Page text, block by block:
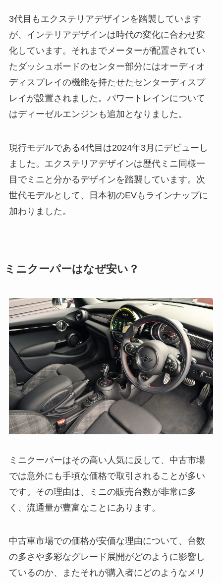
3代目もエクステリアデザインを踏襲しています
が、インテリアデザインは時代の変化に合わせ変
化しています。それまでメーターが配置されてい
たダッシュボードのセンター部分にはオーディオ
ディスプレイの機能を持たせたセンターディスプ
レイが設置されました。パワートレインについて
はディーゼルエンジンも追加となりました。
現行モデルである4代目は2024年3月にデビューし
ました。エクステリアデザインは歴代ミニ同様一
目でミニと分かるデザインを踏襲しています。次
世代モデルとして、日本初のEVもラインナップに
加わりました。
ミニクーパーはなぜ安い？
ミニクーパーはその高い人気に反して、中古市場
では意外にも手頃な価格で取引されることが多い
です。その理由は、ミニの販売台数が非常に多
く、流通量が豊富なことにあります。
中古車市場での価格が安価な理由について、台数
の多さや多彩なグレード展開がどのように影響し
ているのか、またそれが購入者にどのようなメリ